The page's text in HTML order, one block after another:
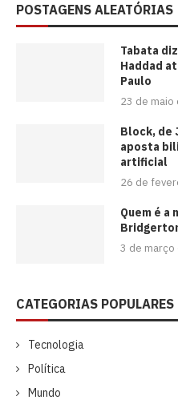
POSTAGENS ALEATÓRIAS
Tabata
Haddad
Paulo
23 de maio
Block, de
aposta
artificial
26 de
Quem é a
3 de março
CATEGORIAS POPULARES
Tecnologia
Política
Mundo